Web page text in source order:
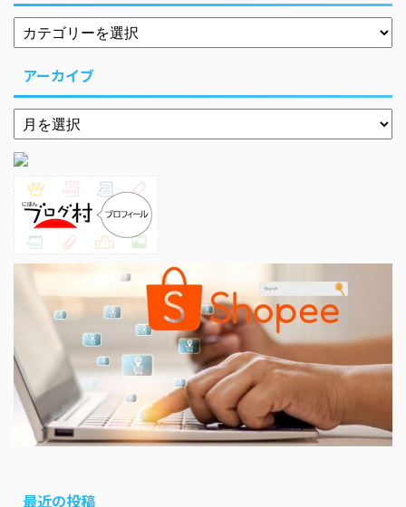
アーカイブ
最近の投稿